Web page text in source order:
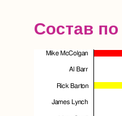
Состав